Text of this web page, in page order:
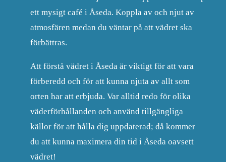
ett mysigt café i Åseda. Koppla av och njut av
atmosfären medan du väntar på att vädret ska
förbättras.
Att förstå vädret i Åseda är viktigt för att vara
förberedd och för att kunna njuta av allt som
orten har att erbjuda. Var alltid redo för olika
väderförhållanden och använd tillgängliga
källor för att hålla dig uppdaterad; då kommer
du att kunna maximera din tid i Åseda oavsett
vädret!